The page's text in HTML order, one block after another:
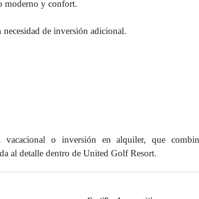
moderno y confort.
de inversión adicional.
vacacional o inversión en alquiler, que
al detalle dentro de United Golf Resort.